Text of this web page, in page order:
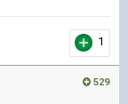
1
529